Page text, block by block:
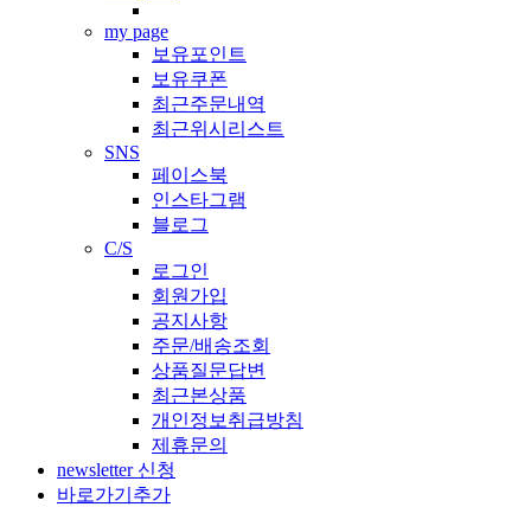
my page
보유포인트
보유쿠폰
최근주문내역
최근위시리스트
SNS
페이스북
인스타그램
블로그
C/S
로그인
회원가입
공지사항
주문/배송조회
상품질문답변
최근본상품
개인정보취급방침
제휴문의
newsletter 신청
바로가기추가